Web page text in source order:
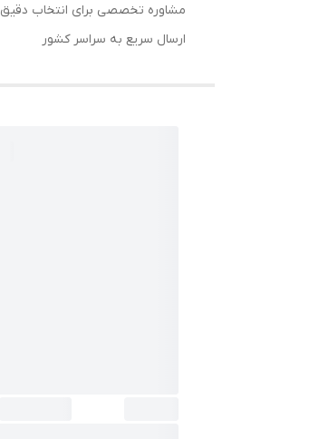
مشاوره تخصصی برای انتخاب دقیق
ارسال سریع به سراسر کشور